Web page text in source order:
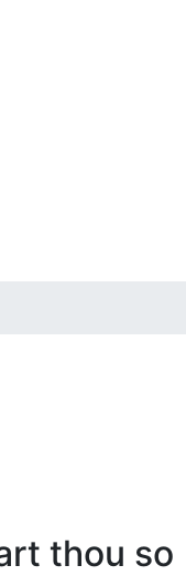
thou so